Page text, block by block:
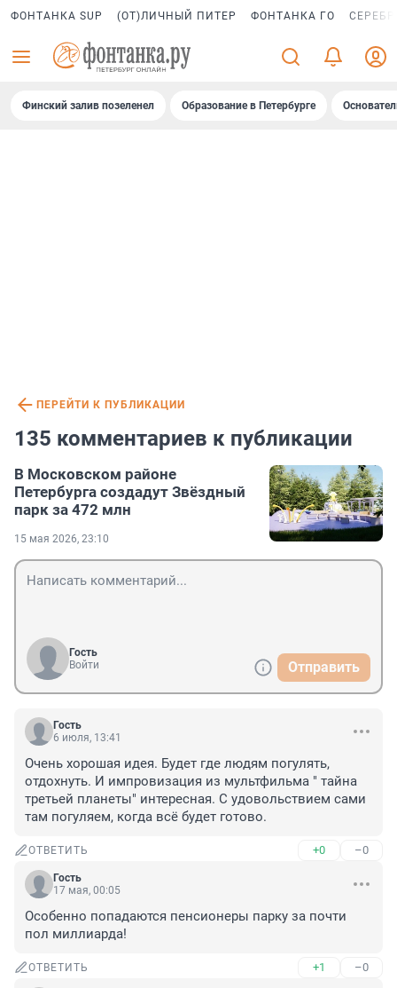
ФОНТАНКА SUP (ОТ)ЛИЧНЫЙ ПИТЕР ФОНТАНКА ГО
Финский залив позеленел Образование в Петербурге
ПЕРЕЙТИ К ПУБЛИКАЦИИ
135 комментариев к публикации
В Московском районе
Петербурга создадут Звёздный
парк за 472 млн
15 мая 2026, 23:10
Гость
Войти
Отправить
Гость
6 июля, 13:41
Очень хорошая идея. Будет где людям погулять,
отдохнуть. И импровизация из мультфильма " тайна
третьей планеты" интересная. С удовольствием сами
там погуляем, когда всё будет готово.
ОТВЕТИТЬ +0 –0
Гость
17 мая, 00:05
Особенно попадаются пенсионеры парку за почти
пол миллиарда!
ОТВЕТИТЬ +1 –0